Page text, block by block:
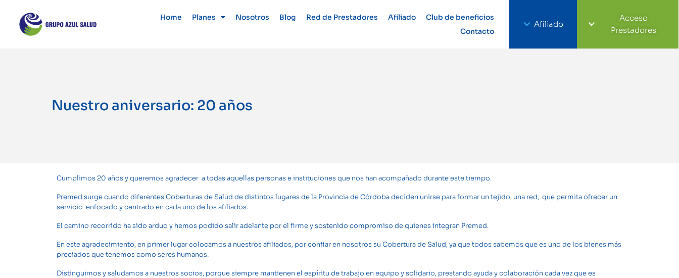
Home Planes Nosotros Blog Red de Prestadores Afiliado
Club de beneficios
Contacto
Afiliado
Acceso
Prestadores
Nuestro aniversario: 20 años
Cumplimos 20 años y queremos agradecer a todas aquellas personas e instituciones que nos han acompañado durante este tiempo.
Premed surge cuando diferentes Coberturas de Salud de distintos lugares de la Provincia de Córdoba deciden unirse para formar un tejido, una red, que permita ofrecer un
servicio enfocado y centrado en cada uno de los afiliados.
El camino recorrido ha sido arduo y hemos podido salir adelante por el firme y sostenido compromiso de quienes integran Premed.
En este agradecimiento, en primer lugar colocamos a nuestros afiliados, por confiar en nosotros su Cobertura de Salud, ya que todos sabemos que es uno de los bienes más
preciados que tenemos como seres humanos.
Distinguimos y saludamos a nuestros socios, porque siempre mantienen el espíritu de trabajo en equipo y solidario, prestando ayuda y colaboración cada vez que es